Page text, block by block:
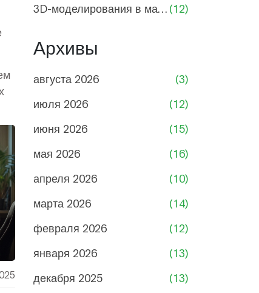
3D-моделирования в машиностроении (12)
Архивы
августа 2026
(3)
июля 2026
(12)
июня 2026
(15)
мая 2026
(16)
апреля 2026
(10)
марта 2026
(14)
февраля 2026
(12)
января 2026
(13)
декабря 2025
(13)